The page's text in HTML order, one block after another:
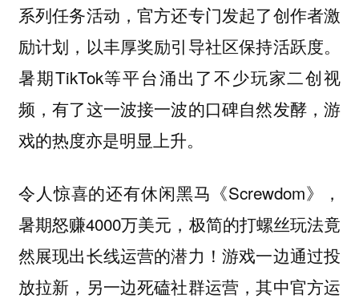
系列任务活动，官方还专门发起了创作者激
励计划，以丰厚奖励引导社区保持活跃度。
暑期TikTok等平台涌出了不少玩家二创视
频，有了这一波接一波的口碑自然发酵，游
戏的热度亦是明显上升。
令人惊喜的还有休闲黑马《Screwdom》，
暑期怒赚4000万美元，极简的打螺丝玩法竟
然展现出长线运营的潜力！游戏一边通过投
放拉新，另一边死磕社群运营，其中官方运